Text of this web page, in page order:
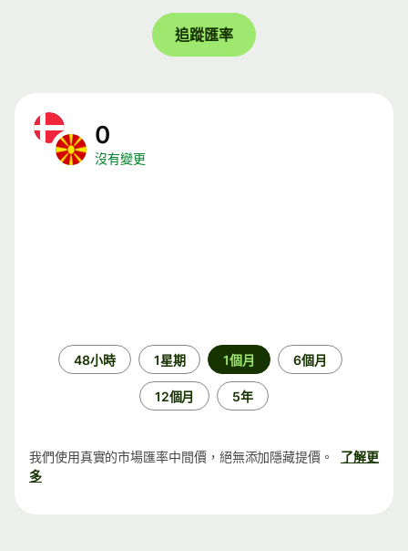
追蹤匯率
0
沒有變更
48小時 1星期 1個月 6個月
12個月 5年
我們使用真實的市場匯率中間價，絕無添加隱藏提價。
了解更
多